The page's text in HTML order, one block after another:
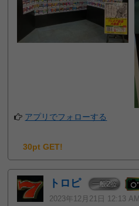
アプリでフォローする
30pt GET!
トロピ 一般2位
2023年12月21日 12:13 AM